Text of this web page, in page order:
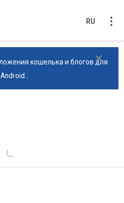
RU
×
кошелька и блогов для
Android...